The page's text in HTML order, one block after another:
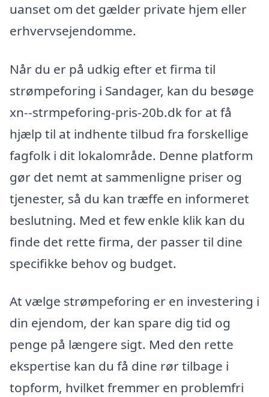
uanset om det gælder private hjem eller
erhvervsejendomme.
Når du er på udkig efter et firma til
strømpeforing i Sandager, kan du besøge
xn--strmpeforing-pris-20b.dk for at få
hjælp til at indhente tilbud fra forskellige
fagfolk i dit lokalområde. Denne platform
gør det nemt at sammenligne priser og
tjenester, så du kan træffe en informeret
beslutning. Med et few enkle klik kan du
finde det rette firma, der passer til dine
specifikke behov og budget.
At vælge strømpeforing er en investering i
din ejendom, der kan spare dig tid og
penge på længere sigt. Med den rette
ekspertise kan du få dine rør tilbage i
topform, hvilket fremmer en problemfri